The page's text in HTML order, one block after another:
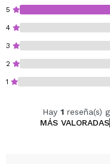
Cruelty-free.
Producto vegano.
5
4
3
2
1
Hay 1reseña(s)
MÁS VALORADAS